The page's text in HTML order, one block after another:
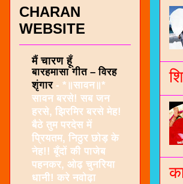
CHARAN
WEBSITE
मैं चारण हूँ
बारहमासा गीत – विरह
शृंगार - *॥सावन॥*
सावन बरसे! सब जन
हरसे, झिरमिर बरसे मेह!
बैठे तुम परदेस में
प्रियतम, निठुर छोड़ के
नेह!! बूँदों की पाजेब
पहनकर, ओढ़ चुनरिया
धानी! करे नवोढ़ा